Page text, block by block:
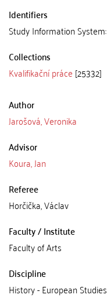
Identifiers
Study Information System:
Collections
Kvalifikační práce [25332]
Author
Jarošová, Veronika
Advisor
Koura, Jan
Referee
Horčička, Václav
Faculty / Institute
Faculty of Arts
Discipline
History - European Studies